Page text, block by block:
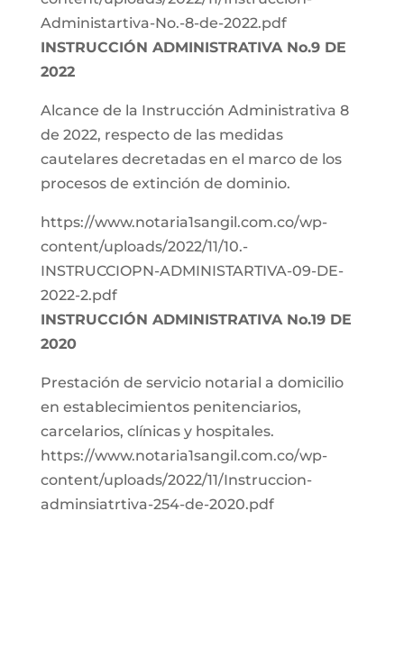
Administartiva-No.-8-de-2022.pdf
INSTRUCCIÓN ADMINISTRATIVA No.9 DE
2022
Alcance de la Instrucción Administrativa 8
de 2022, respecto de las medidas
cautelares decretadas en el marco de los
procesos de extinción de dominio.
https://www.notaria1sangil.com.co/wp-
content/uploads/2022/11/10.-
INSTRUCCIOPN-ADMINISTARTIVA-09-DE-
2022-2.pdf
INSTRUCCIÓN ADMINISTRATIVA No.19 DE
2020
Prestación de servicio notarial a domicilio
en establecimientos penitenciarios,
carcelarios, clínicas y hospitales.
https://www.notaria1sangil.com.co/wp-
content/uploads/2022/11/Instruccion-
adminsiatrtiva-254-de-2020.pdf